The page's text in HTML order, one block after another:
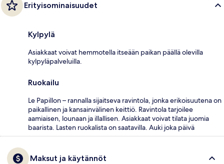
Erityisominaisuudet
Kylpylä
Asiakkaat voivat hemmotella itseään paikan päällä olevilla
kylpyläpalveluilla.
Ruokailu
Le Papillon – rannalla sijaitseva ravintola, jonka erikoisuutena on
paikallinen ja kansainvälinen keittiö. Ravintola tarjoilee
aamiaisen, lounaan ja illallisen. Asiakkaat voivat tilata juomia
baarista. Lasten ruokalista on saatavilla. Auki joka päivä
Maksut ja käytännöt